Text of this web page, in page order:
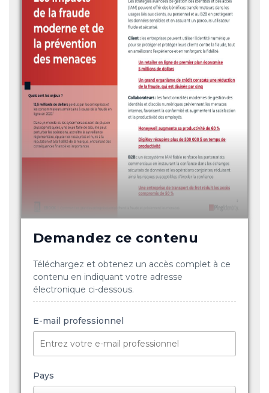
Demandez ce contenu
Téléchargez et obtenez un accès complet à ce
contenu en indiquant votre adresse
électronique ci-dessous.
E-mail professionnel
Pays